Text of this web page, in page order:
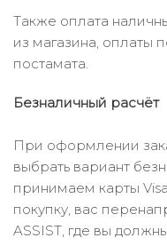
Также оплата
из магазина, оплаты
постамата.
Безналичный расчёт
При оформлении
выбрать вариант
принимаем карты
покупку, вас
ASSIST, где вы